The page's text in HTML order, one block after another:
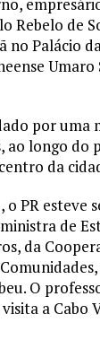
Rebelo de
no Palácio
Umaro
por uma
ao longo do
da
PR esteve
de
da
O
a Cabo